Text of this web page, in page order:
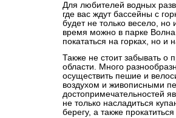
Для любителей водных
где вас ждут бассейны с
будет не только весело,
время можно в парке
покататься на горках, но
Также не стоит забывать о
области. Много
осуществить пешие и
воздухом и живописными
достопримечательностей
не только насладиться
берегу, а также